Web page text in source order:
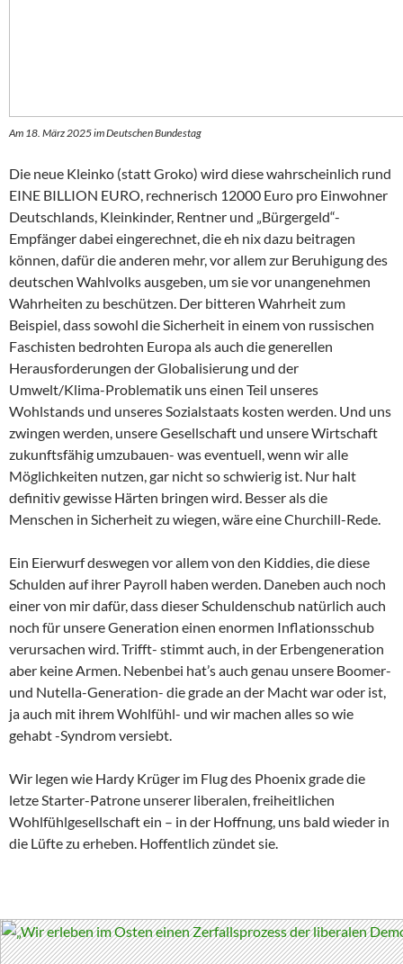
Am 18. März 2025 im Deutschen Bundestag
Die neue Kleinko (statt Groko) wird diese wahrscheinlich rund
EINE BILLION EURO, rechnerisch 12000 Euro pro Einwohner
Deutschlands, Kleinkinder, Rentner und „Bürgergeld“-
Empfänger dabei eingerechnet, die eh nix dazu beitragen
können, dafür die anderen mehr, vor allem zur Beruhigung des
deutschen Wahlvolks ausgeben, um sie vor unangenehmen
Wahrheiten zu beschützen. Der bitteren Wahrheit zum
Beispiel, dass sowohl die Sicherheit in einem von russischen
Faschisten bedrohten Europa als auch die generellen
Herausforderungen der Globalisierung und der
Umwelt/Klima-Problematik uns einen Teil unseres
Wohlstands und unseres Sozialstaats kosten werden. Und uns
zwingen werden, unsere Gesellschaft und unsere Wirtschaft
zukunftsfähig umzubauen- was eventuell, wenn wir alle
Möglichkeiten nutzen, gar nicht so schwierig ist. Nur halt
definitiv gewisse Härten bringen wird. Besser als die
Menschen in Sicherheit zu wiegen, wäre eine Churchill-Rede.
Ein Eierwurf deswegen vor allem von den Kiddies, die diese
Schulden auf ihrer Payroll haben werden. Daneben auch noch
einer von mir dafür, dass dieser Schuldenschub natürlich auch
noch für unsere Generation einen enormen Inflationsschub
verursachen wird. Trifft- stimmt auch, in der Erbengeneration
aber keine Armen. Nebenbei hat’s auch genau unsere Boomer-
und Nutella-Generation- die grade an der Macht war oder ist,
ja auch mit ihrem Wohlfühl- und wir machen alles so wie
gehabt -Syndrom versiebt.
Wir legen wie Hardy Krüger im Flug des Phoenix grade die
letze Starter-Patrone unserer liberalen, freiheitlichen
Wohlfühlgesellschaft ein – in der Hoffnung, uns bald wieder in
die Lüfte zu erheben. Hoffentlich zündet sie.